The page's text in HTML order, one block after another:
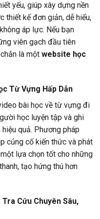
yếu, giúp xây dựng nền
thiết kế đơn giản, dễ hiểu,
áp lực. Nếu bạn
viên gạch đầu tiên
là một website học
Từ Vựng Hấp Dẫn
bài học về từ vựng đi
học luyện tập và ghi
quả. Phương pháp
củng cố kiến thức và phát
lựa chọn tốt cho những
tạo hứng thú hơn
Cứu Chuyên Sâu,